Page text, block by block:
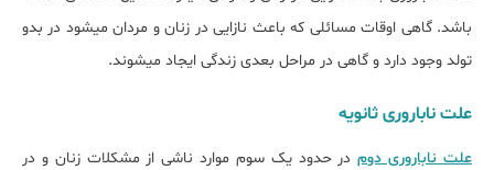
باشد. گاهی اوقات مسائلی که باعث نازایی در زنان و مردان می‎شود در بدو
تولد وجود دارد و گاهی در مراحل بعدی زندگی ایجاد می‎شوند.
علت ناباروری ثانویه
علت ناباروری دومدر حدود یک سوم موارد ناشی از مشکلات زنان و در